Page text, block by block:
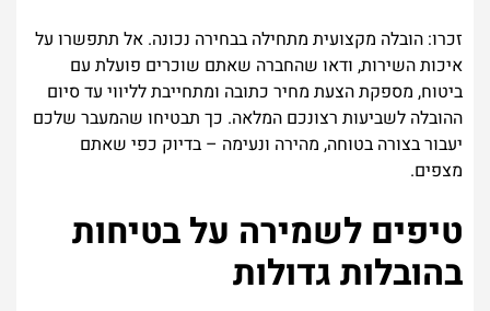
זכרו: הובלה מקצועית מתחילה בבחירה נכונה. אל תתפשרו על
איכות השירות, ודאו שהחברה שאתם שוכרים פועלת עם
ביטוח, מספקת הצעת מחיר כתובה ומתחייבת לליווי עד סיום
ההובלה לשביעות רצונכם המלאה. כך תבטיחו שהמעבר שלכם
יעבור בצורה בטוחה, מהירה ונעימה – בדיוק כפי שאתם
מצפים.
טיפים לשמירה על בטיחות
בהובלות גדולות